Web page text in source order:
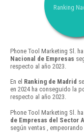
Ranking
Phone Tool Marketing Sl.
Nacional de Empresas
respecto al año 2023.
En el Ranking de Madrid
en 2024 ha conseguido la
respecto al año 2023.
Phone Tool Marketing Sl.
de Empresas del Sector
según ventas ,